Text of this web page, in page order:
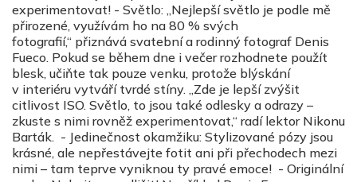
experimentovat! - Světlo: „Nejlepší světlo je podle mě
přirozené, využívám ho na 80 % svých
fotografií,“ přiznává svatební a rodinný fotograf Denis
Fueco. Pokud se během dne i večer rozhodnete použít
blesk, učiňte tak pouze venku, protože blýskání
v interiéru vytváří tvrdé stíny. „Zde je lepší zvýšit
citlivost ISO. Světlo, to jsou také odlesky a odrazy –
zkuste s nimi rovněž experimentovat,“ radí lektor Nikonu
Barták. - Jedinečnost okamžiku: Stylizované pózy jsou
krásné, ale nepřestávejte fotit ani při přechodech mezi
nimi – tam teprve vyniknou ty pravé emoce! - Originální